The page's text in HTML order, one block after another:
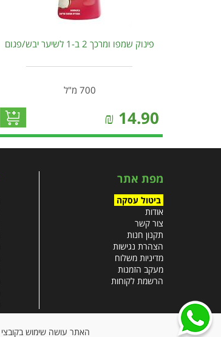
פינוק שמפו ומרכך 2 ב-1 לשיער יבש/פגום
700 מ"ל
14.90
₪
מפת אתר
ביטול עסקה
אודות
צור קשר
תקנון חנות
הצהרת נגישות
מדיניות משלוח
מעקב הזמנות
הרשמת לקוחות